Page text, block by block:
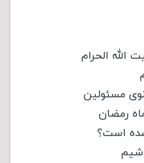
الحرام
مسئولین
رمضان
است؟